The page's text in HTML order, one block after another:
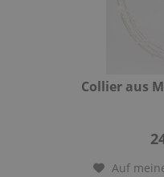
Collier aus
Auf